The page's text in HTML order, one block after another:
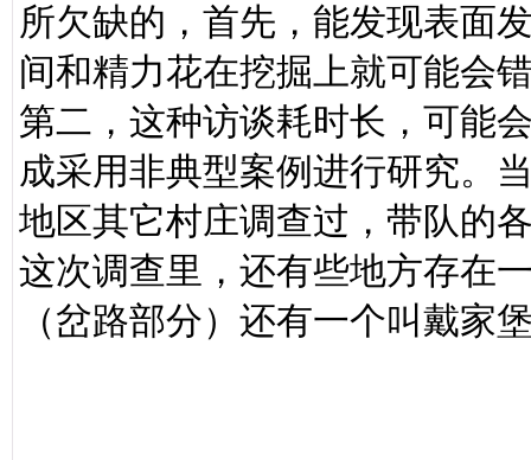
所欠缺的，首先，能发现表面
间和精力花在挖掘上就可能会
第二，这种访谈耗时长，可能
成采用非典型案例进行研究。
地区其它村庄调查过，带队的
这次调查里，还有些地方存在
（岔路部分）还有一个叫戴家